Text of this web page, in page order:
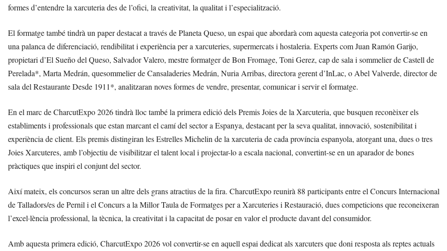
formes d’entendre la xarcuteria des de l’ofici, la creativitat, la qualitat i l’especialització.
El formatge també tindrà un paper destacat a través de Planeta Queso, un espai que abordarà com aquesta categoria pot convertir-se en
una palanca de diferenciació, rendibilitat i experiència per a xarcuteries, supermercats i hostaleria. Experts com Juan Ramón Garijo,
propietari d’El Sueño del Queso, Salvador Valero, mestre formatger de Bon Fromage, Toni Gerez, cap de sala i sommelier de Castell de
Perelada*, Marta Medrán, quesommelier de Cansaladeries Medrán, Nuria Arribas, directora gerent d’InLac, o Abel Valverde, director de
sala del Restaurante Desde 1911*, analitzaran noves formes de vendre, presentar, comunicar i servir el formatge.
En el marc de CharcutExpo 2026 tindrà lloc també la primera edició dels Premis Joies de la Xarcuteria, que busquen reconèixer els
establiments i professionals que estan marcant el camí del sector a Espanya, destacant per la seva qualitat, innovació, sostenibilitat i
experiència de client. Els premis distingiran les Estrelles Michelin de la xarcuteria de cada província espanyola, atorgant una, dues o tres
Joies Xarcuteres, amb l’objectiu de visibilitzar el talent local i projectar-lo a escala nacional, convertint-se en un aparador de bones
pràctiques que inspiri el conjunt del sector.
Així mateix, els concursos seran un altre dels grans atractius de la fira. CharcutExpo reunirà 88 participants entre el Concurs Internacional
de Talladors/es de Pernil i el Concurs a la Millor Taula de Formatges per a Xarcuteries i Restauració, dues competicions que reconeixeran
l’excel·lència professional, la tècnica, la creativitat i la capacitat de posar en valor el producte davant del consumidor.
Amb aquesta primera edició, CharcutExpo 2026 vol convertir-se en aquell espai dedicat als xarcuters que doni resposta als reptes actuals